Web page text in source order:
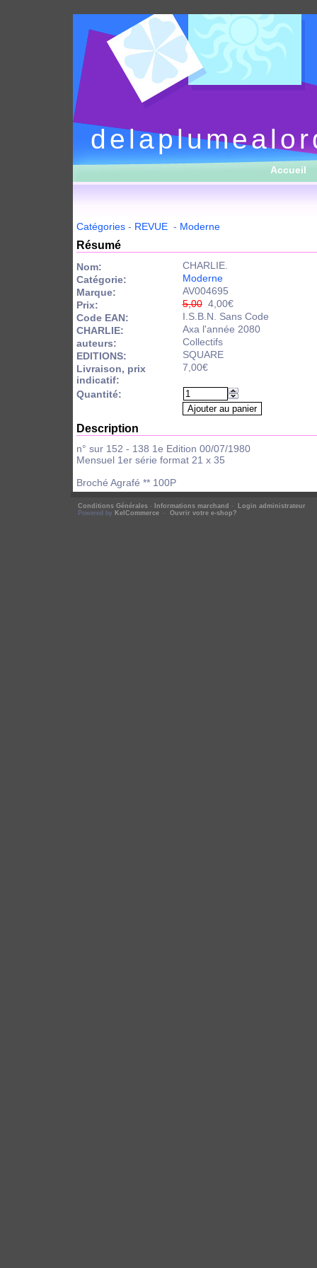
Accueil
Catégories- REVUE - Moderne
Résumé
Nom:
CHARLIE.
Catégorie:
Moderne
Marque:
AV004695
Prix:
5,004,00€
Code EAN:
I.S.B.N. Sans Code
CHARLIE:
Axa l'année 2080
auteurs:
Collectifs
EDITIONS:
SQUARE
Livraison, prix
indicatif:
7,00€
Quantité:
Description
n° sur 152 - 138 1e Edition 00/07/1980
Mensuel 1er série format 21 x 35
Broché Agrafé ** 100P
Conditions Générales - Informations marchand -
Login administrateur
Powered by KelCommerce - Ouvrir votre e-shop?